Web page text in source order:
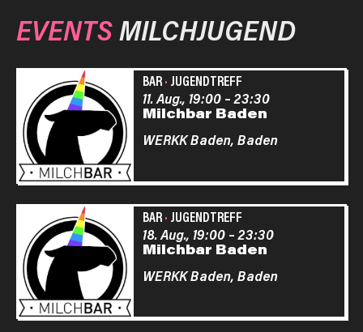
EVENTSMILCHJUGEND
BAR· JUGENDTREFF
Milchbar Baden
11. Aug., 19:00–23:30
WERKK Baden, Baden
BAR· JUGENDTREFF
Milchbar Baden
18. Aug., 19:00–23:30
WERKK Baden, Baden